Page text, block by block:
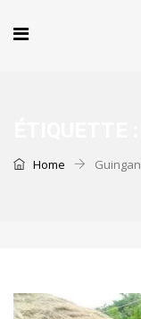
Home Guingan